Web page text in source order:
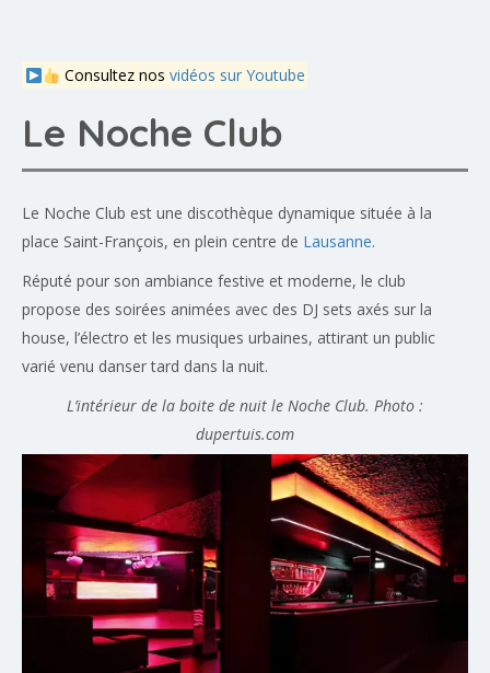
Consultez nos vidéos sur Youtube
Le Noche Club
Le Noche Club est une discothèque dynamique située à la
place Saint-François, en plein centre de Lausanne.
Réputé pour son ambiance festive et moderne, le club
propose des soirées animées avec des DJ sets axés sur la
house, l’électro et les musiques urbaines, attirant un public
varié venu danser tard dans la nuit.
L’intérieur de la boite de nuit le Noche Club. Photo :
dupertuis.com